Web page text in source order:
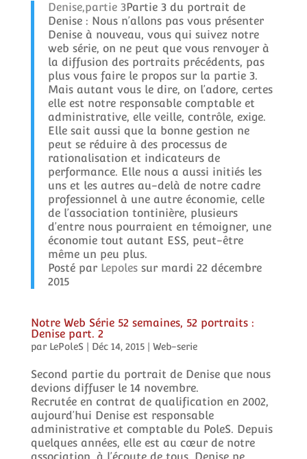
Denise,partie 3Partie 3 du portrait de
Denise : Nous n’allons pas vous présenter
Denise à nouveau, vous qui suivez notre
web série, on ne peut que vous renvoyer à
la diffusion des portraits précédents, pas
plus vous faire le propos sur la partie 3.
Mais autant vous le dire, on l’adore, certes
elle est notre responsable comptable et
administrative, elle veille, contrôle, exige.
Elle sait aussi que la bonne gestion ne
peut se réduire à des processus de
rationalisation et indicateurs de
performance. Elle nous a aussi initiés les
uns et les autres au-delà de notre cadre
professionnel à une autre économie, celle
de l’association tontinière, plusieurs
d’entre nous pourraient en témoigner, une
économie tout autant ESS, peut-être
même un peu plus.
Posté par Lepolessur mardi 22 décembre
2015
Notre Web Série 52 semaines, 52 portraits :
Denise part. 2
par LePoleS Déc 14, 2015| Web-serie
Second partie du portrait de Denise que nous
devions diffuser le 14 novembre.
Recrutée en contrat de qualification en 2002,
aujourd’hui Denise est responsable
administrative et comptable du PoleS. Depuis
quelques années, elle est au cœur de notre